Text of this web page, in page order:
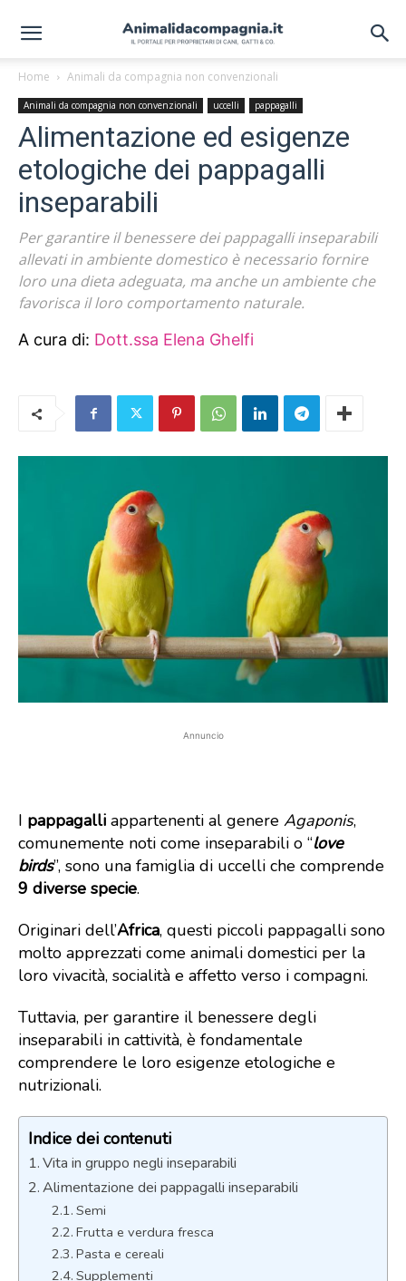
Home Animali da compagnia non convenzionali
Animali da compagnia non convenzionali uccelli pappagalli
Alimentazione ed esigenze
etologiche dei pappagalli
inseparabili
Per garantire il benessere dei pappagalli inseparabili
allevati in ambiente domestico è necessario fornire
loro una dieta adeguata, ma anche un ambiente che
favorisca il loro comportamento naturale.
A cura di: Dott.ssa Elena Ghelfi
Annuncio
I pappagalli appartenenti al genere Agaponis,
comunemente noti come inseparabili o “love
birds”, sono una famiglia di uccelli che comprende
9 diverse specie.
Originari dell’Africa, questi piccoli pappagalli sono
molto apprezzati come animali domestici per la
loro vivacità, socialità e affetto verso i compagni.
Tuttavia, per garantire il benessere degli
inseparabili in cattività, è fondamentale
comprendere le loro esigenze etologiche e
nutrizionali.
Indice dei contenuti
Vita in gruppo negli inseparabili
Alimentazione dei pappagalli inseparabili
Semi
Frutta e verdura fresca
Pasta e cereali
Supplementi